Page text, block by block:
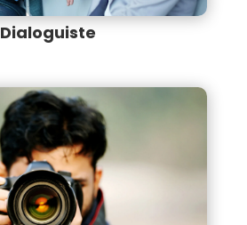
Dialoguiste